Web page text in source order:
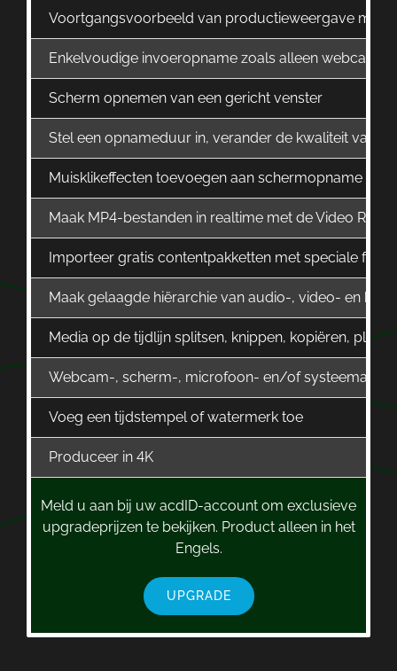
Voortgangsvoorbeeld van productieweergave met
Enkelvoudige invoeropname zoals alleen webcam
Scherm opnemen van een gericht venster
Stel een opnameduur in, verander de kwaliteit van
Muisklikeffecten toevoegen aan schermopname
Maak MP4-bestanden in realtime met de Video
Importeer gratis contentpakketten met speciale
Maak gelaagde hiërarchie van audio-, video- en
Media op de tijdlijn splitsen, knippen, kopiëren,
Webcam-, scherm-, microfoon- en/of
Voeg een tijdstempel of watermerk toe
Produceer in 4K
Meld u aan bij uw acdID-account om exclusieve
upgradeprijzen te bekijken. Product alleen in het
Engels.
UPGRADE